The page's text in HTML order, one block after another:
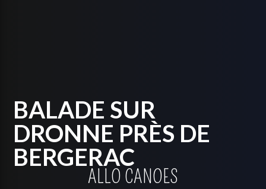
BALADE SUR
DRONNE PRÈS DE
BERGERAC
ALLO CANOES